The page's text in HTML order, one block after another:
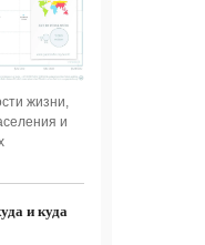
жизни,
и
и куда